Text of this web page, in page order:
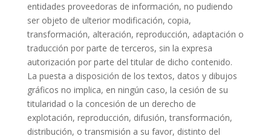
entidades proveedoras de información, no pudiendo
ser objeto de ulterior modificación, copia,
transformación, alteración, reproducción, adaptación o
traducción por parte de terceros, sin la expresa
autorización por parte del titular de dicho contenido.
La puesta a disposición de los textos, datos y dibujos
gráficos no implica, en ningún caso, la cesión de su
titularidad o la concesión de un derecho de
explotación, reproducción, difusión, transformación,
distribución, o transmisión a su favor, distinto del